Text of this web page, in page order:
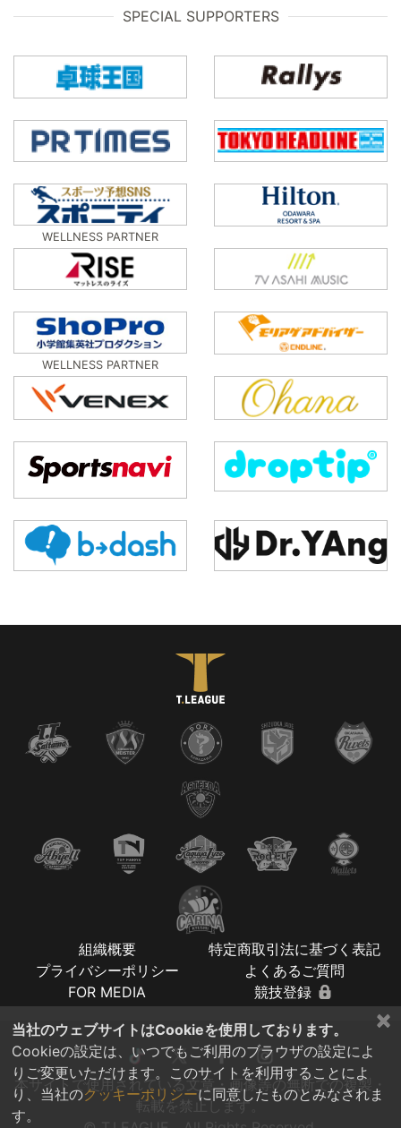
SPECIAL SUPPORTERS
WELLNESS PARTNER
WELLNESS PARTNER
組織概要
特定商取引法に基づく表記
プライバシーポリシー
よくあるご質問
FOR MEDIA
競技登録
本サイトで使用されている文章・画像等の無断での複製・
転載を禁止します。
×
当社のウェブサイトはCookieを使用しております。
Cookieの設定は、いつでもご利用のブラウザの設定によ
りご変更いただけます。このサイトを利用することによ
り、当社のクッキーポリシーに同意したものとみなされま
す。